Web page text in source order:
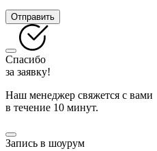
Отправить
Спасибо
за заявку!
Наш менеджер свяжется с вами
в течение 10 минут.
Запись в шоурум